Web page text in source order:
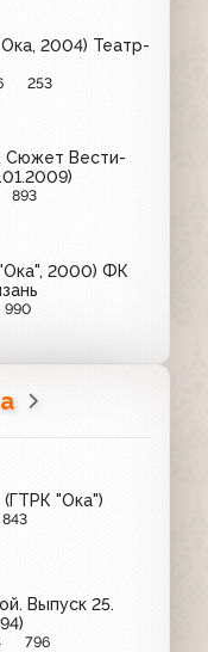
2004) Театр-
253
Сюжет Вести-
893
2000) ФК
990
"Ока")
843
Выпуск 25.
796